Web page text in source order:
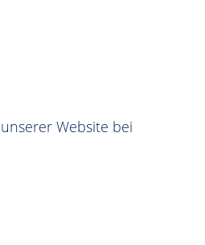
Website bei